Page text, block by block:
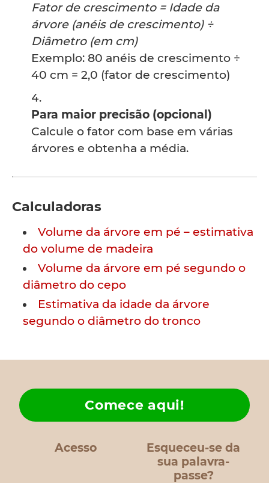
Fator de crescimento = Idade da
árvore (anéis de crescimento) ÷
Diâmetro (em cm)
Exemplo: 80 anéis de crescimento ÷
40 cm = 2,0 (fator de crescimento)
Para maior precisão (opcional)
Calcule o fator com base em várias
árvores e obtenha a média.
Calculadoras
Volume da árvore em pé – estimativa
do volume de madeira
Volume da árvore em pé segundo o
diâmetro do cepo
Estimativa da idade da árvore
segundo o diâmetro do tronco
Acesso
Esqueceu-se da
sua palavra-
passe?
Comece aqui!